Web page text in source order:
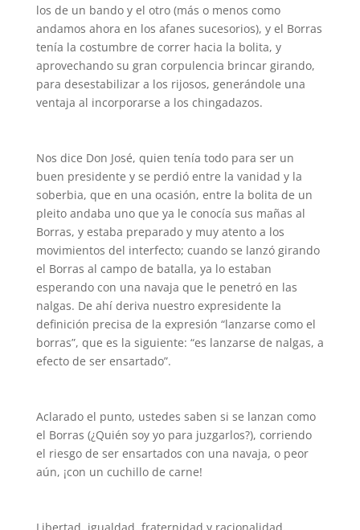
los de un bando y el otro (más o menos como
andamos ahora en los afanes sucesorios), y el Borras
tenía la costumbre de correr hacia la bolita, y
aprovechando su gran corpulencia brincar girando,
para desestabilizar a los rijosos, generándole una
ventaja al incorporarse a los chingadazos.
Nos dice Don José, quien tenía todo para ser un
buen presidente y se perdió entre la vanidad y la
soberbia, que en una ocasión, entre la bolita de un
pleito andaba uno que ya le conocía sus mañas al
Borras, y estaba preparado y muy atento a los
movimientos del interfecto; cuando se lanzó girando
el Borras al campo de batalla, ya lo estaban
esperando con una navaja que le penetró en las
nalgas. De ahí deriva nuestro expresidente la
definición precisa de la expresión “lanzarse como el
borras”, que es la siguiente: “es lanzarse de nalgas, a
efecto de ser ensartado”.
Aclarado el punto, ustedes saben si se lanzan como
el Borras (¿Quién soy yo para juzgarlos?), corriendo
el riesgo de ser ensartados con una navaja, o peor
aún, ¡con un cuchillo de carne!